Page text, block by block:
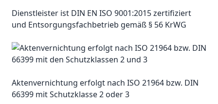
Dienstleister ist DIN EN ISO 9001:2015 zertifiziert
und Entsorgungsfachbetrieb gemäß § 56 KrWG
Aktenvernichtung erfolgt nach ISO 21964 bzw. DIN
66399 mit Schutzklasse 2 oder 3